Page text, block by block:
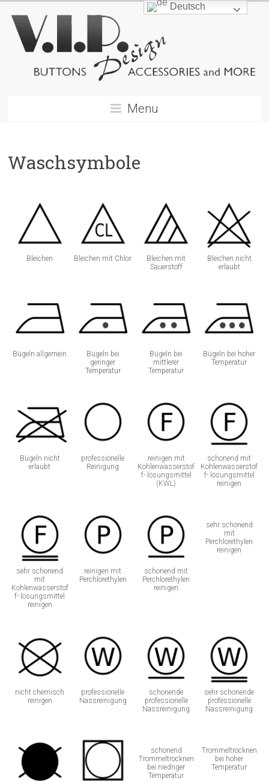
Menu
Waschsymbole
Bleichen Bleichen mit Chlor
Bleichen mit
Sauerstoff
Bleichen nicht
erlaubt
Bügeln allgemein
Bügeln bei
geringer
Temperatur
Bügeln bei
mittlerer
Temperatur
Bügeln bei hoher
Temperatur
Bügeln nicht
erlaubt
professionelle
Reinigung
reinigen mit
Kohlenwasserstof
f- lösungsmittel
(KWL)
schonend mit
Kohlenwasserstof
f- lösungsmittel
reinigen
sehr schonend
mit
Kohlenwasserstof
f- lösungsmittel
reinigen
reinigen mit
Perchlorethylen
schonend mit
Perchlorethylen
reinigen
sehr schonend
mit
Perchlorethylen
reinigen
nicht chemisch
reinigen
professionelle
Nassreinigung
schonende
professionelle
Nassreinigung
sehr schonende
professionelle
Nassreinigung
schonend
Trommeltrocknen
bei niedriger
Temperatur
Trommeltrocknen
bei hoher
Temperatur
Deutsch